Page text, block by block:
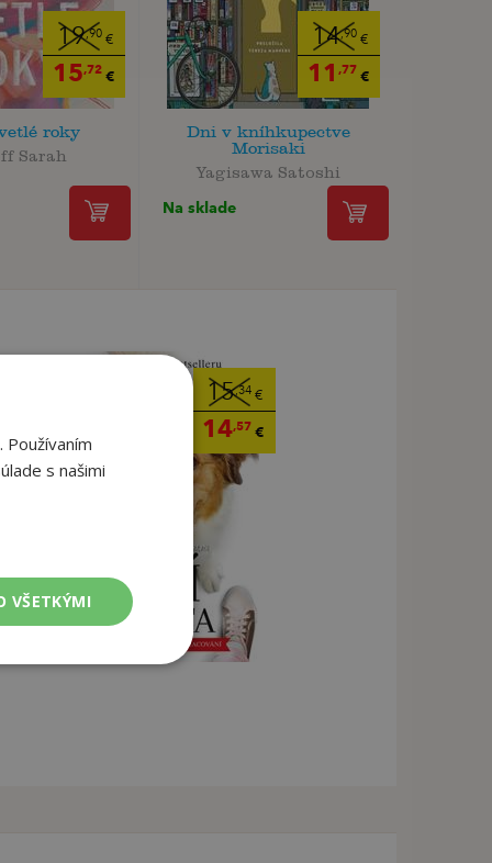
19,90€
15,72€
roky
Sarah
14,90€
11 ,77 €
Dni v kníhkupectve
Morisaki
Yagisawa Satoshi
Na sklade
15,34 €
14,57 €
s našimi
VŠETKÝMI